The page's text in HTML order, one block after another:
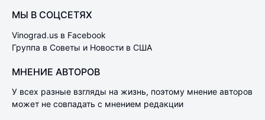
МЫ В СОЦСЕТЯХ
Vinograd.us в Facebook
Группа в Советы и Новости в США
МНЕНИЕ АВТОРОВ
У всех разные взгляды на жизнь, поэтому мнение авторов
может не совпадать с мнением редакции